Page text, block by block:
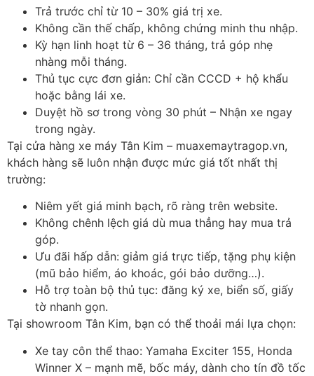
Trả trước chỉ từ 10 – 30% giá trị xe.
Không cần thế chấp, không chứng minh thu nhập.
Kỳ hạn linh hoạt từ 6 – 36 tháng, trả góp nhẹ
nhàng mỗi tháng.
Thủ tục cực đơn giản: Chỉ cần CCCD + hộ khẩu
hoặc bằng lái xe.
Duyệt hồ sơ trong vòng 30 phút – Nhận xe ngay
trong ngày.
Tại cửa hàng xe máy Tân Kim – muaxemaytragop.vn,
khách hàng sẽ luôn nhận được mức giá tốt nhất thị
trường:
Niêm yết giá minh bạch, rõ ràng trên website.
Không chênh lệch giá dù mua thẳng hay mua trả
góp.
Ưu đãi hấp dẫn: giảm giá trực tiếp, tặng phụ kiện
(mũ bảo hiểm, áo khoác, gói bảo dưỡng…).
Hỗ trợ toàn bộ thủ tục: đăng ký xe, biển số, giấy
tờ nhanh gọn.
Tại showroom Tân Kim, bạn có thể thoải mái lựa chọn:
Xe tay côn thể thao: Yamaha Exciter 155, Honda
Winner X – mạnh mẽ, bốc máy, dành cho tín đồ tốc